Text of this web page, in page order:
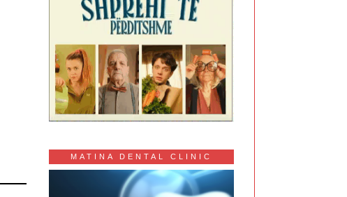
MATINA DENTAL CLINIC